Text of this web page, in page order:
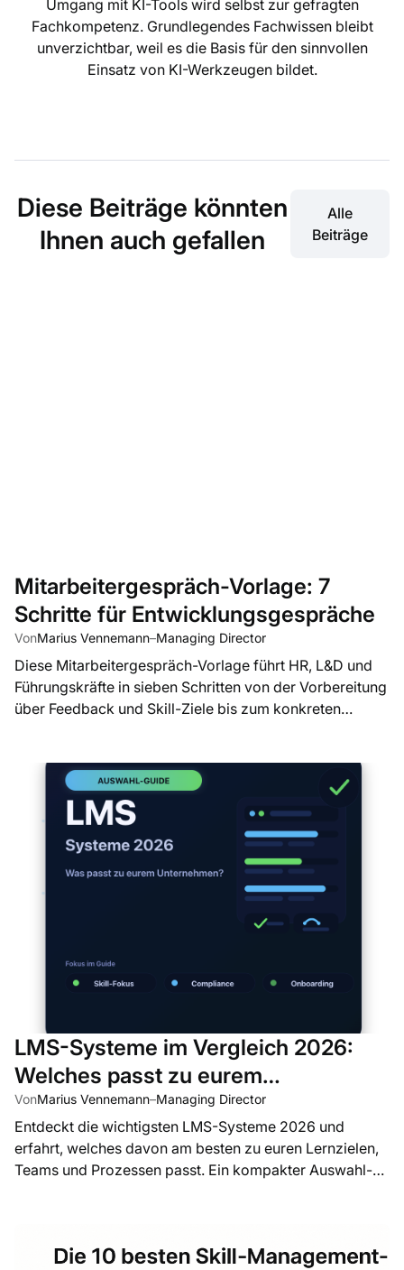
Umgang mit KI-Tools wird selbst zur gefragten
Fachkompetenz. Grundlegendes Fachwissen bleibt
unverzichtbar, weil es die Basis für den sinnvollen
Einsatz von KI-Werkzeugen bildet.
Diese Beiträge könnten
Ihnen auch gefallen
Alle
Beiträge
Mitarbeitergespräch-Vorlage: 7
Schritte für Entwicklungsgespräche
VonMarius Vennemann–Managing Director
Diese Mitarbeitergespräch-Vorlage führt HR, L&D und
Führungskräfte in sieben Schritten von der Vorbereitung
über Feedback und Skill-Ziele bis zum konkreten
LMS-Systeme im Vergleich 2026:
Welches passt zu eurem
Unternehmen?
VonMarius Vennemann–Managing Director
Entdeckt die wichtigsten LMS-Systeme 2026 und
erfahrt, welches davon am besten zu euren Lernzielen,
Teams und Prozessen passt. Ein kompakter Auswahl-